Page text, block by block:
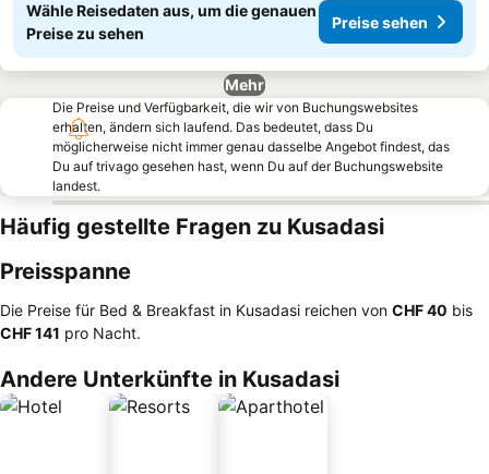
Wähle Reisedaten aus, um die genauen
Preise zu sehen
Preise sehen
Mehr
Die Preise und Verfügbarkeit, die wir von Buchungswebsites
erhalten, ändern sich laufend. Das bedeutet, dass Du
möglicherweise nicht immer genau dasselbe Angebot findest, das
Du auf trivago gesehen hast, wenn Du auf der Buchungswebsite
landest.
Häufig gestellte Fragen zu Kusadasi
Preisspanne
Die Preise für Bed & Breakfast in Kusadasi reichen von ‎CHF 40 bis
‎CHF 141 pro Nacht.
Andere Unterkünfte in Kusadasi